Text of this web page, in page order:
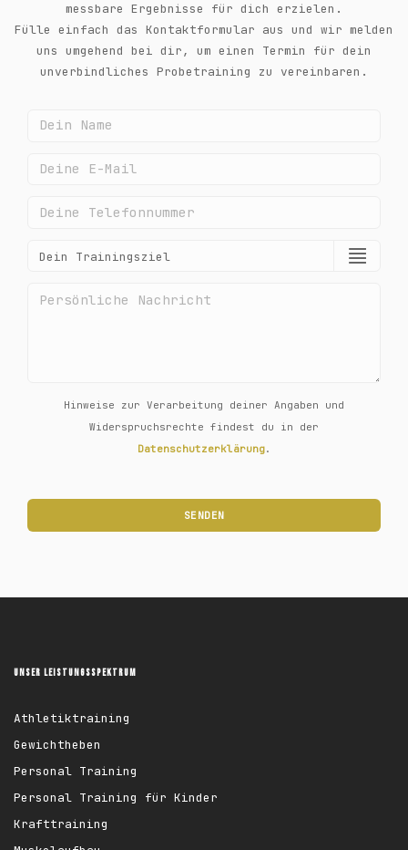
messbare Ergebnisse für dich erzielen.
Fülle einfach das Kontaktformular aus und wir melden
uns umgehend bei dir, um einen Termin für dein
unverbindliches Probetraining zu vereinbaren.
Hinweise zur Verarbeitung deiner Angaben und
Widerspruchsrechte findest du in der
Datenschutzerklärung.
UNSER LEISTUNGSSPEKTRUM
Athletiktraining
Gewichtheben
Personal Training
Personal Training für Kinder
Krafttraining